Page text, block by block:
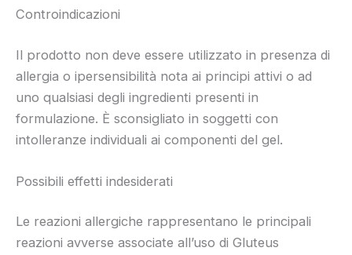
Controindicazioni
Il prodotto non deve essere utilizzato in presenza di
allergia o ipersensibilità nota ai principi attivi o ad
uno qualsiasi degli ingredienti presenti in
formulazione. È sconsigliato in soggetti con
intolleranze individuali ai componenti del gel.
Possibili effetti indesiderati
Le reazioni allergiche rappresentano le principali
reazioni avverse associate all’uso di Gluteus